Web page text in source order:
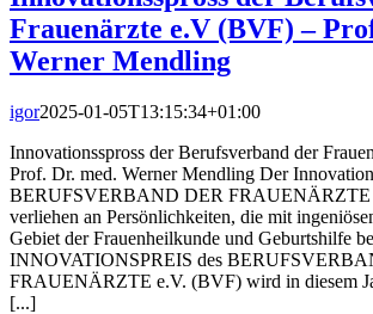
Frauenärzte e.V (BVF) –
Werner Mendling
igor2025-01-05T13:15:34+01:00
Innovationsspross der Berufsverband der
Prof. Dr. med. Werner Mendling Der
BERUFSVERBAND DER FRAUENÄRZTE
verliehen an Persönlichkeiten, die mit
Gebiet der Frauenheilkunde und Geburtshilfe
INNOVATIONSPREIS des
FRAUENÄRZTE e.V. (BVF) wird in diesem
[...]